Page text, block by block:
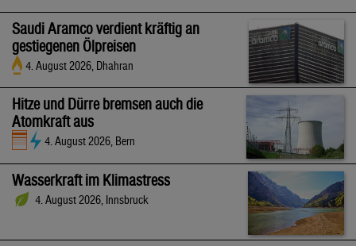
Saudi Aramco verdient kräftig an
gestiegenen Ölpreisen
4. August 2026, Dhahran
Hitze und Dürre bremsen auch die
Atomkraft aus
4. August 2026, Bern
Wasserkraft im Klimastress
4. August 2026, Innsbruck